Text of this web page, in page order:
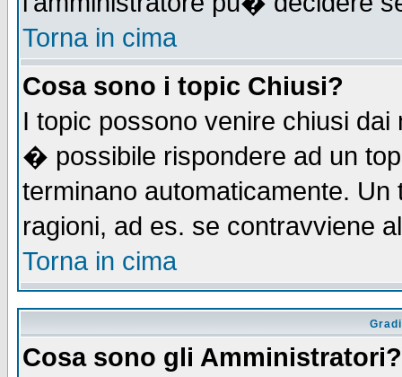
Torna in cima
Cosa sono i topic Chiusi?
I topic possono venire chiusi
� possibile rispondere ad un
terminano automaticamente.
ragioni, ad es. se contravviene
Torna in cima
Cosa sono gli Amministratori?